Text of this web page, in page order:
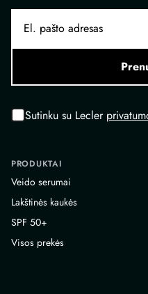
Sutinku su Lecler
PRODUKTAI
Veido serumai
Lakštinės kaukės
SPF 50+
Visos prekės